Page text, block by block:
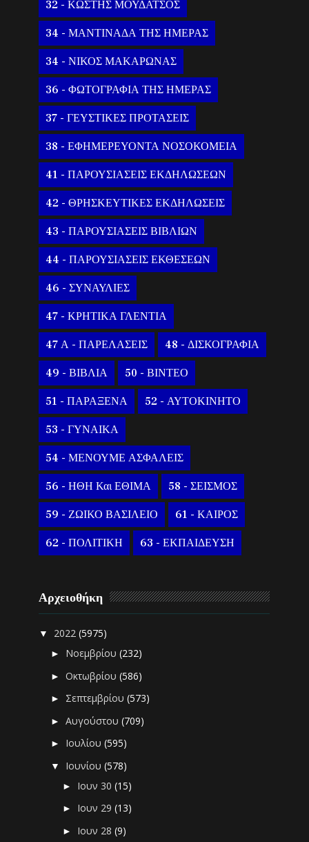
32 - ΚΩΣΤΗΣ ΜΟΥΔΑΤΣΟΣ
34 - ΜΑΝΤΙΝΑΔΑ ΤΗΣ ΗΜΕΡΑΣ
34 - ΝΙΚΟΣ ΜΑΚΑΡΩΝΑΣ
36 - ΦΩΤΟΓΡΑΦΙΑ ΤΗΣ ΗΜΕΡΑΣ
37 - ΓΕΥΣΤΙΚΕΣ ΠΡΟΤΑΣΕΙΣ
38 - ΕΦΗΜΕΡΕΥΟΝΤΑ ΝΟΣΟΚΟΜΕΙΑ
41 - ΠΑΡΟΥΣΙΑΣΕΙΣ ΕΚΔΗΛΩΣΕΩΝ
42 - ΘΡΗΣΚΕΥΤΙΚΕΣ ΕΚΔΗΛΩΣΕΙΣ
43 - ΠΑΡΟΥΣΙΑΣΕΙΣ ΒΙΒΛΙΩΝ
44 - ΠΑΡΟΥΣΙΑΣΕΙΣ ΕΚΘΕΣΕΩΝ
46 - ΣΥΝΑΥΛΙΕΣ
47 - ΚΡΗΤΙΚΑ ΓΛΕΝΤΙΑ
47 Α - ΠΑΡΕΛΑΣΕΙΣ 48 - ΔΙΣΚΟΓΡΑΦΙΑ
49 - ΒΙΒΛΙΑ 50 - ΒΙΝΤΕΟ
51 - ΠΑΡΑΞΕΝΑ 52 - ΑΥΤΟΚΙΝΗΤΟ
53 - ΓΥΝΑΙΚΑ
54 - ΜΕΝΟΥΜΕ ΑΣΦΑΛΕΙΣ
56 - ΗΘΗ Και ΕΘΙΜΑ 58 - ΣΕΙΣΜΟΣ
59 - ΖΩΙΚΟ ΒΑΣΙΛΕΙΟ 61 - ΚΑΙΡΟΣ
62 - ΠΟΛΙΤΙΚΗ 63 - ΕΚΠΑΙΔΕΥΣΗ
Αρχειοθήκη
▼ 2022(5975)
► Νοεμβρίου(232)
►Οκτωβρίου(586)
► Σεπτεμβρίου(573)
►Αυγούστου(709)
► Ιουλίου(595)
▼ Ιουνίου(578)
► Ιουν 30(15)
► Ιουν 29(13)
► Ιουν 28(9)